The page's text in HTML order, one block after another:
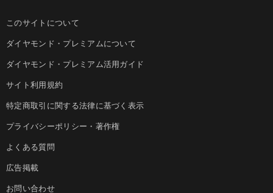
このサイトについて
ダイヤモンド・プレミアムについて
ダイヤモンド・プレミアム活用ガイド
サイト利用規約
特定商取引に関する法律に基づく表示
プライバシーポリシー・著作権
よくある質問
広告掲載
お問い合わせ